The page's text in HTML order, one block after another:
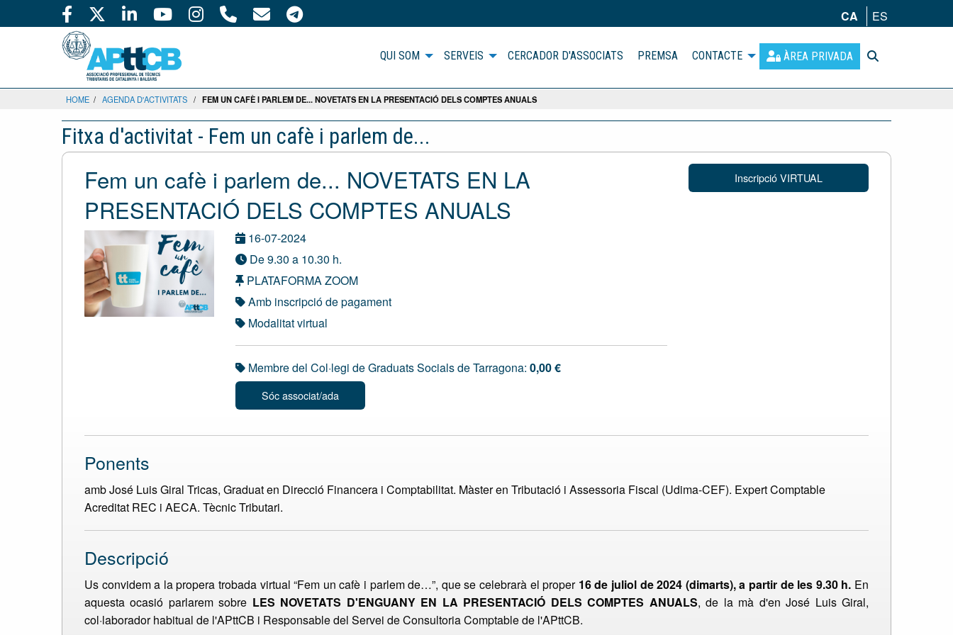
CA ES
QUI SOM SERVEIS CERCADOR D'ASSOCIATS PREMSA CONTACTE ÀREA PRIVADA
HOME / AGENDA D'ACTIVITATS / FEM UN CAFÈ I PARLEM DE... NOVETATS EN LA PRESENTACIÓ DELS COMPTES ANUALS
Fitxa d'activitat - Fem un cafè i parlem de...
Fem un cafè i parlem de... NOVETATS EN LA
PRESENTACIÓ DELS COMPTES ANUALS
16-07-2024
De 9.30 a 10.30 h.
PLATAFORMA ZOOM
Amb inscripció de pagament
Modalitat virtual
Membre del Col·legi de Graduats Socials de Tarragona: 0,00 €
Sóc associat/ada
Inscripció VIRTUAL
Ponents
amb José Luis Giral Tricas, Graduat en Direcció Financera i Comptabilitat. Màster en Tributació i Assessoria Fiscal (Udima-CEF). Expert Comptable
Acreditat REC i AECA. Tècnic Tributari.
Descripció
Us convidem a la propera trobada virtual “Fem un cafè i parlem de…”, que se celebrarà el proper 16 de juliol de 2024 (dimarts), a partir de les 9.30 h. En
aquesta ocasió parlarem sobre LES NOVETATS D'ENGUANY EN LA PRESENTACIÓ DELS COMPTES ANUALS, de la mà d'en José Luis Giral,
col·laborador habitual de l'APttCB i Responsable del Servei de Consultoria Comptable de l'APttCB.